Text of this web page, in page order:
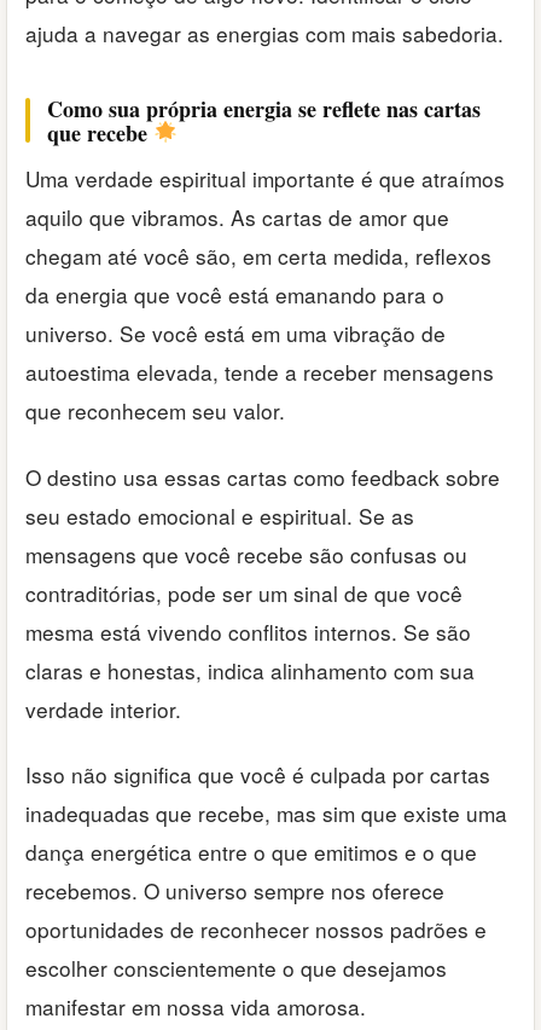
ajuda a navegar as energias com mais sabedoria.
Como sua própria energia se reflete nas cartas
que recebe
Uma verdade espiritual importante é que atraímos
aquilo que vibramos. As cartas de amor que
chegam até você são, em certa medida, reflexos
da energia que você está emanando para o
universo. Se você está em uma vibração de
autoestima elevada, tende a receber mensagens
que reconhecem seu valor.
O destino usa essas cartas como feedback sobre
seu estado emocional e espiritual. Se as
mensagens que você recebe são confusas ou
contraditórias, pode ser um sinal de que você
mesma está vivendo conflitos internos. Se são
claras e honestas, indica alinhamento com sua
verdade interior.
Isso não significa que você é culpada por cartas
inadequadas que recebe, mas sim que existe uma
dança energética entre o que emitimos e o que
recebemos. O universo sempre nos oferece
oportunidades de reconhecer nossos padrões e
escolher conscientemente o que desejamos
manifestar em nossa vida amorosa.